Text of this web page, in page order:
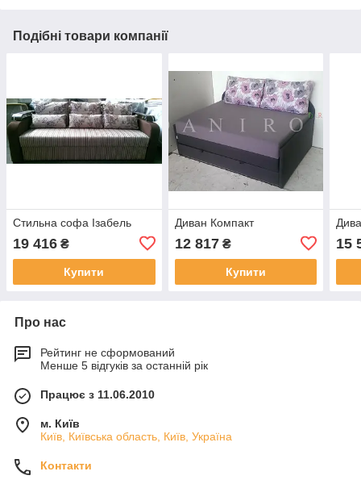
Подібні товари компанії
Стильна софа Ізабель
19 416 ₴
Купити
Диван Компакт
12 817₴
Купити
15
Про нас
Рейтинг не сформований
Менше 5 відгуків за останній рік
Працює з 11.06.2010
м. Київ
Київ, Київська область, Київ, Україна
Контакти